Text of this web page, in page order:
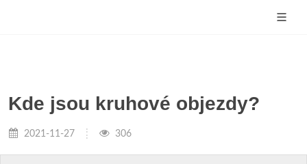
Kde jsou kruhové objezdy?
2021-11-27 306